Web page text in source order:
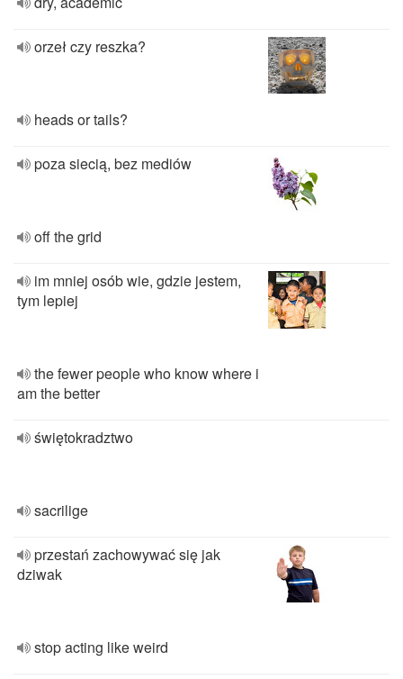
orzeł czy reszka?
heads or tails?
poza siecią, bez mediów
off the grid
im mniej osób wie, gdzie jestem,
tym lepiej
the fewer people who know where i
am the better
świętokradztwo
sacrilige
przestań zachowywać się jak
dziwak
stop acting like weird